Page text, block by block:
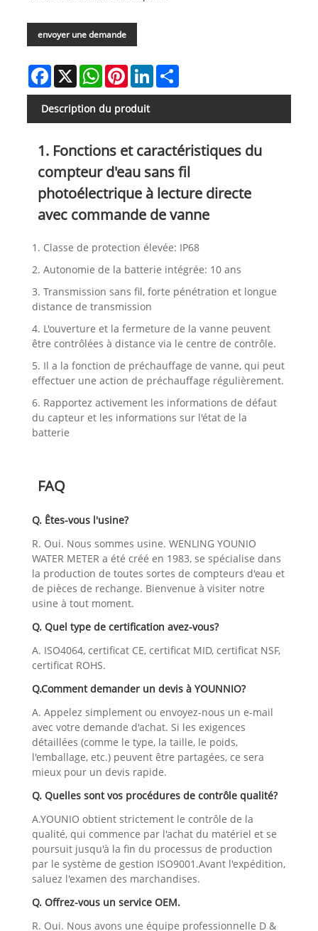
envoyer une demande
Facebook
X WhatsAppPinterestLinkedInShare
Description du produit
1. Fonctions et caractéristiques du
compteur d'eau sans fil
photoélectrique à lecture directe
avec commande de vanne
1. Classe de protection élevée: IP68
2. Autonomie de la batterie intégrée: 10 ans
3. Transmission sans fil, forte pénétration et longue
distance de transmission
4. L'ouverture et la fermeture de la vanne peuvent
être contrôlées à distance via le centre de contrôle.
5. Il a la fonction de préchauffage de vanne, qui peut
effectuer une action de préchauffage régulièrement.
6. Rapportez activement les informations de défaut
du capteur et les informations sur l'état de la
batterie
FAQ
Q. Êtes-vous l'usine?
R. Oui. Nous sommes usine. WENLING YOUNIO
WATER METER a été créé en 1983, se spécialise dans
la production de toutes sortes de compteurs d'eau et
de pièces de rechange. Bienvenue à visiter notre
usine à tout moment.
Q. Quel type de certification avez-vous?
A. ISO4064, certificat CE, certificat MID, certificat NSF,
certificat ROHS.
Q.Comment demander un devis à YOUNNIO?
A. Appelez simplement ou envoyez-nous un e-mail
avec votre demande d'achat. Si les exigences
détaillées (comme le type, la taille, le poids,
l'emballage, etc.) peuvent être partagées, ce sera
mieux pour un devis rapide.
Q. Quelles sont vos procédures de contrôle qualité?
A.YOUNIO obtient strictement le contrôle de la
qualité, qui commence par l'achat du matériel et se
poursuit jusqu'à la fin du processus de production
par le système de gestion ISO9001.Avant l'expédition,
saluez l'examen des marchandises.
Q. Offrez-vous un service OEM.
R. Oui. Nous avons une équipe professionnelle D &